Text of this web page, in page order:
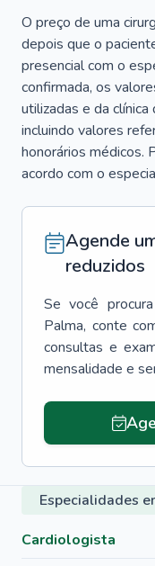
O preço de uma
depois que o
presencial com o
confirmada, os
utilizadas e da
incluindo valores
honorários médicos.
acordo com o
Agende
reduzidos
Se você
Palma, conte
consultas e
mensalidade e
Especialidades
Cardiologista